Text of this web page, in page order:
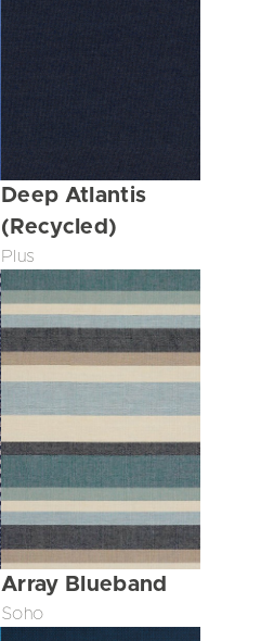
Deep Atlantis
(Recycled)
Plus
Array Blueband
Soho